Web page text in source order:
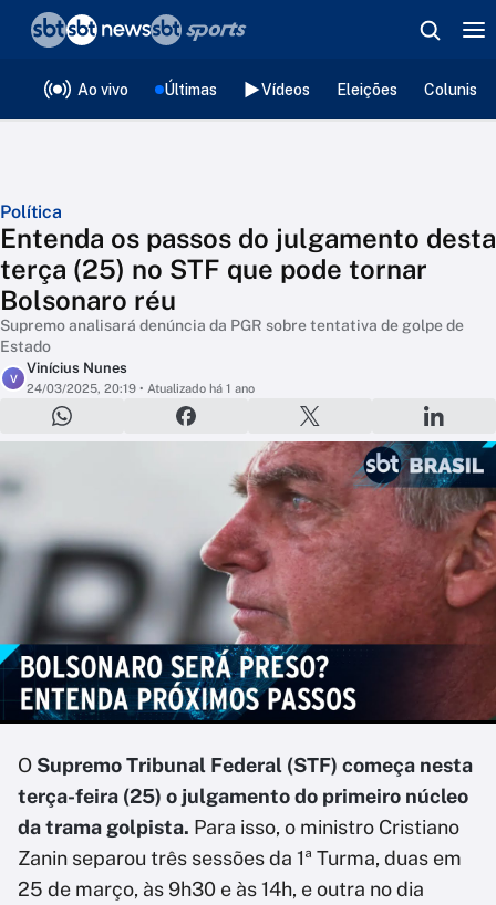
Ao vivo Últimas Vídeos Eleições
Política
Entenda os passos do julgamento desta
terça (25) no STF que pode tornar
Bolsonaro réu
Supremo analisará denúncia da PGR sobre tentativa de golpe de
Estado
V
Vinícius Nunes
24/03/2025, 20:19 • Atualizado há 1 ano
O Supremo Tribunal Federal (STF) começa nesta
terça-feira (25) o julgamento do primeiro núcleo
da trama golpista. Para isso, o ministro Cristiano
Zanin separou três sessões da 1ª Turma, duas em
25 de março, às 9h30 e às 14h, e outra no dia
❮voltar
Editorias